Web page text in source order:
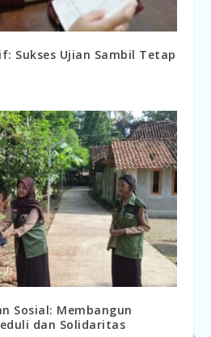
Sukses Ujian Sambil Tetap
Sosial: Membangun
dan Solidaritas